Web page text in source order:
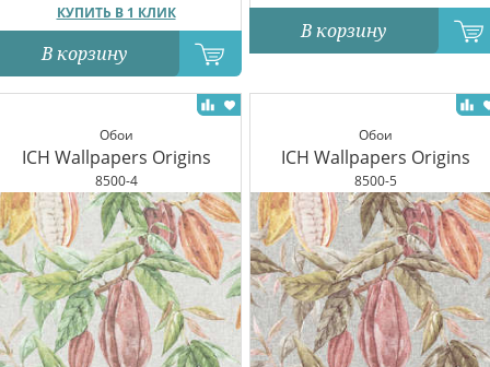
КУПИТЬ В 1 КЛИК
В корзину
В корзину
Обои
ICH Wallpapers Origins
8500-4
Обои
ICH Wallpapers Origins
8500-5